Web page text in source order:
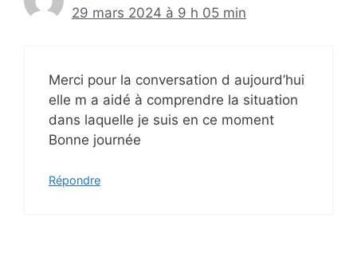
29 mars 2024 à 9 h 05 min
Merci pour la conversation d aujourd’hui
elle m a aidé à comprendre la situation
dans laquelle je suis en ce moment
Bonne journée
Répondre